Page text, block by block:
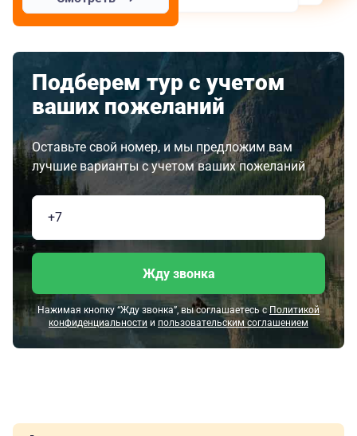
Подберем тур с учетом
ваших пожеланий
Оставьте свой номер, и мы предложим вам
лучшие варианты с учетом ваших пожеланий
Жду звонка
Нажимая кнопку “Жду звонка”, вы соглашаетесь с Политикой
конфиденциальности и пользовательским соглашением